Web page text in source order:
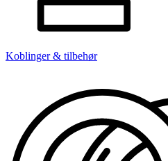
Koblinger & tilbehør